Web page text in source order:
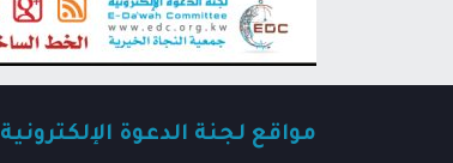
مواقع لجنة الدعوة الإلكترونية